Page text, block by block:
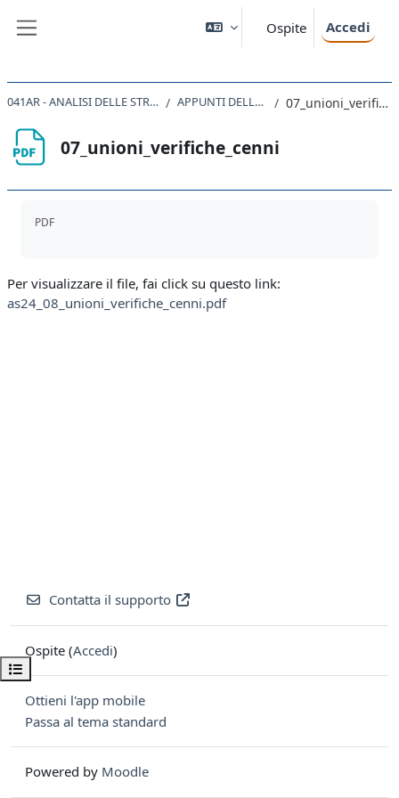
Ospite Accedi
Apri indice del corso
041AR - ANALISI DELLE STRUTTURE 2024 APPUNTI DELLE LEZIONI 07_unioni_verifiche_cenni
07_unioni_verifiche_cenni
PDF
Per visualizzare il file, fai click su questo link:
as24_08_unioni_verifiche_cenni.pdf
Contatta il supporto
Ospite (Accedi)
Ottieni l'app mobile
Passa al tema standard
Powered by Moodle